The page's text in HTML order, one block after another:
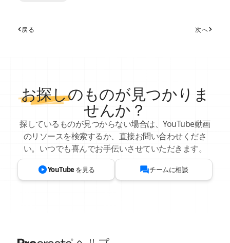
戻る 次へ
お探しのものが見つかりま
せんか？
探しているものが見つからない場合は、YouTube動画
のリソースを検索するか、直接お問い合わせくださ
い。いつでも喜んでお手伝いさせていただきます。
YouTube を見る チームに相談